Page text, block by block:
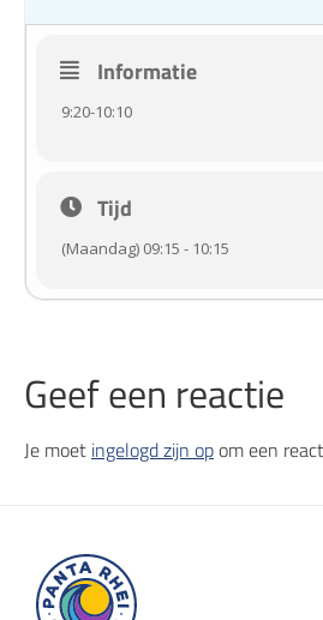
Informatie
9:20-10:10
Tijd
(Maandag) 09:15 - 10:15
Geef een reactie
Je moet ingelogd zijn opom een